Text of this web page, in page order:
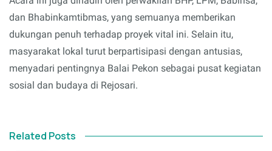
dan Bhabinkamtibmas, yang semuanya memberikan
dukungan penuh terhadap proyek vital ini. Selain itu,
masyarakat lokal turut berpartisipasi dengan antusias,
menyadari pentingnya Balai Pekon sebagai pusat kegiatan
sosial dan budaya di Rejosari.
Related Posts